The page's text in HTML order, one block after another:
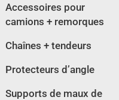
Accessoires pour
camions + remorques
Chaînes + tendeurs
Protecteurs d’angle
Supports de maux de